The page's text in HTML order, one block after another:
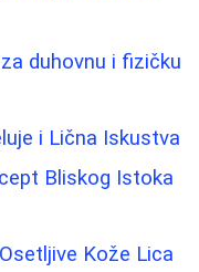
duhovnu i fizičku
i Lična Iskustva
Bliskog Istoka
Kože Lica